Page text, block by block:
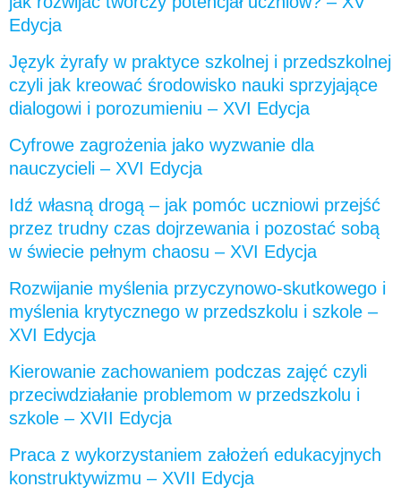
Edycja
Język żyrafy w praktyce szkolnej i przedszkolnej
czyli jak kreować środowisko nauki sprzyjające
dialogowi i porozumieniu – XVI Edycja
Cyfrowe zagrożenia jako wyzwanie dla
nauczycieli – XVI Edycja
Idź własną drogą – jak pomóc uczniowi przejść
przez trudny czas dojrzewania i pozostać sobą
w świecie pełnym chaosu – XVI Edycja
Rozwijanie myślenia przyczynowo-skutkowego i
myślenia krytycznego w przedszkolu i szkole –
XVI Edycja
Kierowanie zachowaniem podczas zajęć czyli
przeciwdziałanie problemom w przedszkolu i
szkole – XVII Edycja
Praca z wykorzystaniem założeń edukacyjnych
konstruktywizmu – XVII Edycja